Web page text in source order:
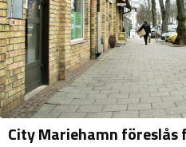
City Mariehamn föreslås